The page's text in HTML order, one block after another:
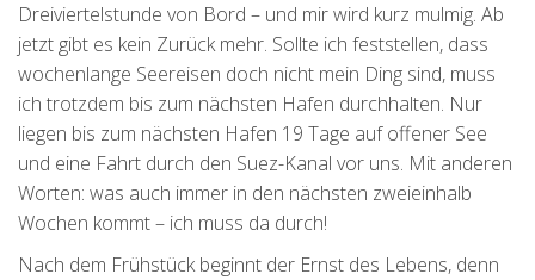
Dreiviertelstunde von Bord – und mir wird kurz mulmig. Ab
jetzt gibt es kein Zurück mehr. Sollte ich feststellen, dass
wochenlange Seereisen doch nicht mein Ding sind, muss
ich trotzdem bis zum nächsten Hafen durchhalten. Nur
liegen bis zum nächsten Hafen 19 Tage auf offener See
und eine Fahrt durch den Suez-Kanal vor uns. Mit anderen
Worten: was auch immer in den nächsten zweieinhalb
Wochen kommt – ich muss da durch!
Nach dem Frühstück beginnt der Ernst des Lebens, denn